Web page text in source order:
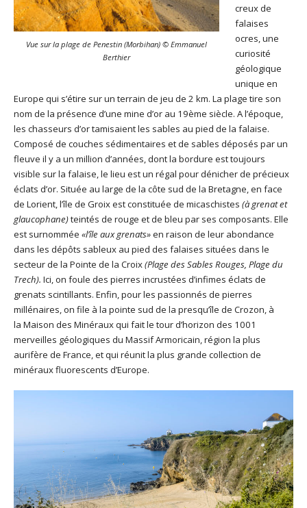
Vue sur la plage de Penestin (Morbihan) © Emmanuel
Berthier
creux de
falaises
ocres, une
curiosité
géologique
unique en
Europe qui s’étire sur un terrain de jeu de 2 km. La plage tire son
nom de la présence d’une mine d’or au 19ème siècle. A l’époque,
les chasseurs d’or tamisaient les sables au pied de la falaise.
Composé de couches sédimentaires et de sables déposés par un
fleuve il y a un million d’années, dont la bordure est toujours
visible sur la falaise, le lieu est un régal pour dénicher de précieux
éclats d’or. Située au large de la côte sud de la Bretagne, en face
de Lorient, l’île de Groix est constituée de micaschistes (à grenat et
glaucophane)teintés de rouge et de bleu par ses composants. Elle
est surnommée «l’île auxgrenats»en raison de leur abondance
dans les dépôts sableux au pied des falaises situées dans le
secteur de la Pointe de la Croix(Plage des Sables Rouges, Plage du
Trech). Ici, on foule des pierres incrustées d’infimes éclats de
grenats scintillants. Enfin, pour les passionnés de pierres
millénaires, on file à la pointe sud de la presqu’île de Crozon, à
la Maison des Minéraux qui fait le tour d’horizon des 1001
merveilles géologiques du Massif Armoricain, région la plus
aurifère de France, et qui réunit la plus grande collection de
minéraux fluorescents d’Europe.